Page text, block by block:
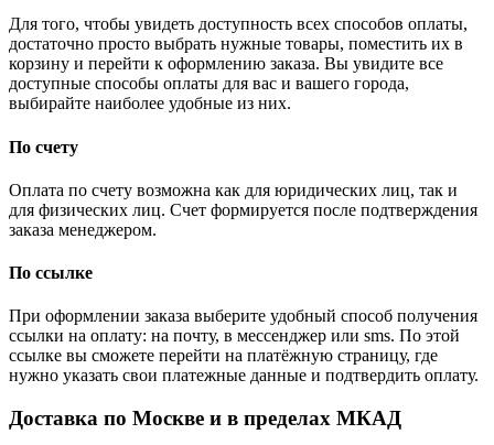
Для того, чтобы увидеть доступность всех способов оплаты,
достаточно просто выбрать нужные товары, поместить их в
корзину и перейти к оформлению заказа. Вы увидите все
доступные способы оплаты для вас и вашего города,
выбирайте наиболее удобные из них.
По счету
Оплата по счету возможна как для юридических лиц, так и
для физических лиц. Счет формируется после подтверждения
заказа менеджером.
По ссылке
При оформлении заказа выберите удобный способ получения
ссылки на оплату: на почту, в мессенджер или sms. По этой
ссылке вы сможете перейти на платёжную страницу, где
нужно указать свои платежные данные и подтвердить оплату.
Доставка по Москве и в пределах МКАД